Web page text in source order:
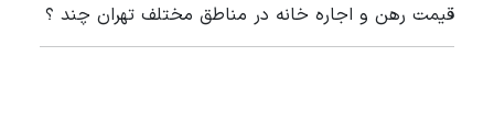
قیمت رهن و اجاره خانه در مناطق مختلف تهران چند ؟